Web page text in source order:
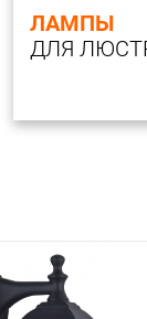
ЛАМПЫ
ДЛЯ